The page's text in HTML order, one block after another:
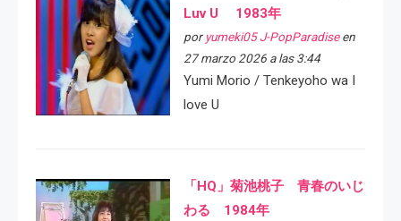
Luv U 1983年
por yumeki05 J-PopParadiseen
27 marzo 2026 a las 3:44
Yumi Morio / Tenkeyoho wa I
love U
「HQ」菊池桃子 青春のいじ
わる 1984年